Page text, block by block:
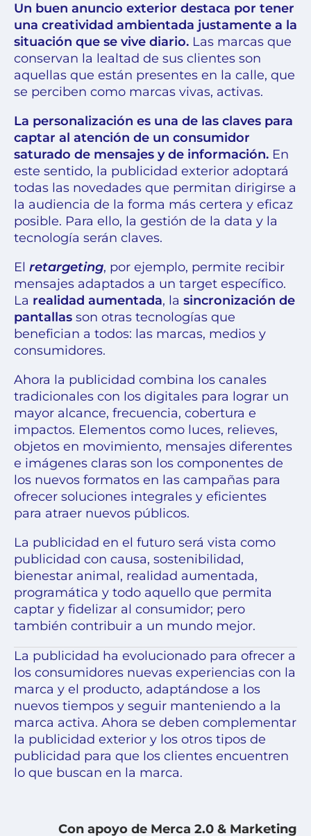
Un buen anuncio exterior destaca por tener
una creatividad ambientada justamente a la
situación que se vive diario. Las marcas que
conservan la lealtad de sus clientes son
aquellas que están presentes en la calle, que
se perciben como marcas vivas, activas.
La personalización es una de las claves para
captar al atención de un consumidor
saturado de mensajes y de información. En
este sentido, la publicidad exterior adoptará
todas las novedades que permitan dirigirse a
la audiencia de la forma más certera y eficaz
posible. Para ello, la gestión de la data y la
tecnología serán claves.
El retargeting, por ejemplo, permite recibir
mensajes adaptados a un target específico.
La realidad aumentada, la sincronización de
pantallas son otras tecnologías que
benefician a todos: las marcas, medios y
consumidores.
Ahora la publicidad combina los canales
tradicionales con los digitales para lograr un
mayor alcance, frecuencia, cobertura e
impactos. Elementos como luces, relieves,
objetos en movimiento, mensajes diferentes
e imágenes claras son los componentes de
los nuevos formatos en las campañas para
ofrecer soluciones integrales y eficientes
para atraer nuevos públicos.
La publicidad en el futuro será vista como
publicidad con causa, sostenibilidad,
bienestar animal, realidad aumentada,
programática y todo aquello que permita
captar y fidelizar al consumidor; pero
también contribuir a un mundo mejor.
La publicidad ha evolucionado para ofrecer a
los consumidores nuevas experiencias con la
marca y el producto, adaptándose a los
nuevos tiempos y seguir manteniendo a la
marca activa. Ahora se deben complementar
la publicidad exterior y los otros tipos de
publicidad para que los clientes encuentren
lo que buscan en la marca.
Con apoyo de Merca 2.0 & Marketing